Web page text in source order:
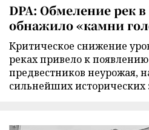
DPA: Обмеление рек
обнажило «камни
Критическое снижение
реках привело к
предвестников неурожая,
сильнейших исторических